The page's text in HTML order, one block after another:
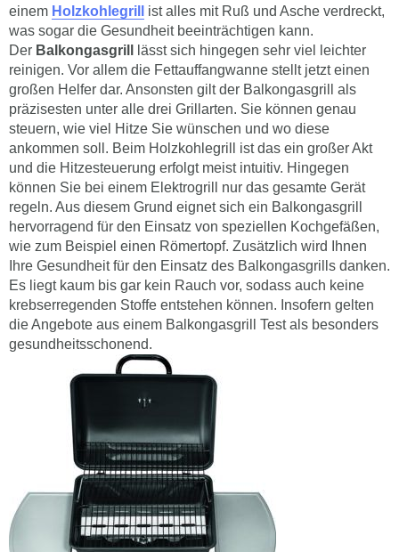
einem Holzkohlegrill
ist alles mit Ruß und Asche verdreckt,
was sogar die Gesundheit beeinträchtigen kann.
Der Balkongasgrill
lässt sich hingegen sehr viel leichter
reinigen. Vor allem die Fettauffangwanne stellt jetzt einen
großen Helfer dar. Ansonsten gilt der Balkongasgrill als
präzisesten unter alle drei Grillarten. Sie können genau
steuern, wie viel Hitze Sie wünschen und wo diese
ankommen soll. Beim Holzkohlegrill ist das ein großer Akt
und die Hitzesteuerung erfolgt meist intuitiv. Hingegen
können Sie bei einem Elektrogrill nur das gesamte Gerät
regeln. Aus diesem Grund eignet sich ein Balkongasgrill
hervorragend für den Einsatz von speziellen Kochgefäßen,
wie zum Beispiel einen Römertopf. Zusätzlich wird Ihnen
Ihre Gesundheit für den Einsatz des Balkongasgrills danken.
Es liegt kaum bis gar kein Rauch vor, sodass auch keine
krebserregenden Stoffe entstehen können. Insofern gelten
die Angebote aus einem Balkongasgrill Test als besonders
gesundheitsschonend.